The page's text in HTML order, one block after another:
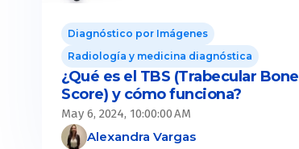
Diagnóstico por Imágenes
Radiología y medicina diagnóstica
¿Qué es el TBS (Trabecular Bone
Score) y cómo funciona?
May 6, 2024, 10:00:00 AM
Alexandra Vargas